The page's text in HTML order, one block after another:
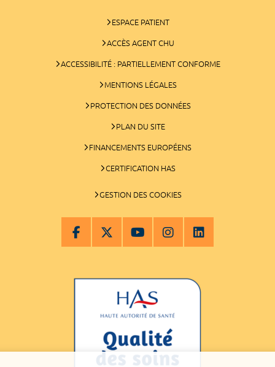
ESPACE PATIENT
ACCÈS AGENT CHU
ACCESSIBILITÉ : PARTIELLEMENT CONFORME
MENTIONS LÉGALES
PROTECTION DES DONNÉES
PLAN DU SITE
FINANCEMENTS EUROPÉENS
CERTIFICATION HAS
GESTION DES COOKIES